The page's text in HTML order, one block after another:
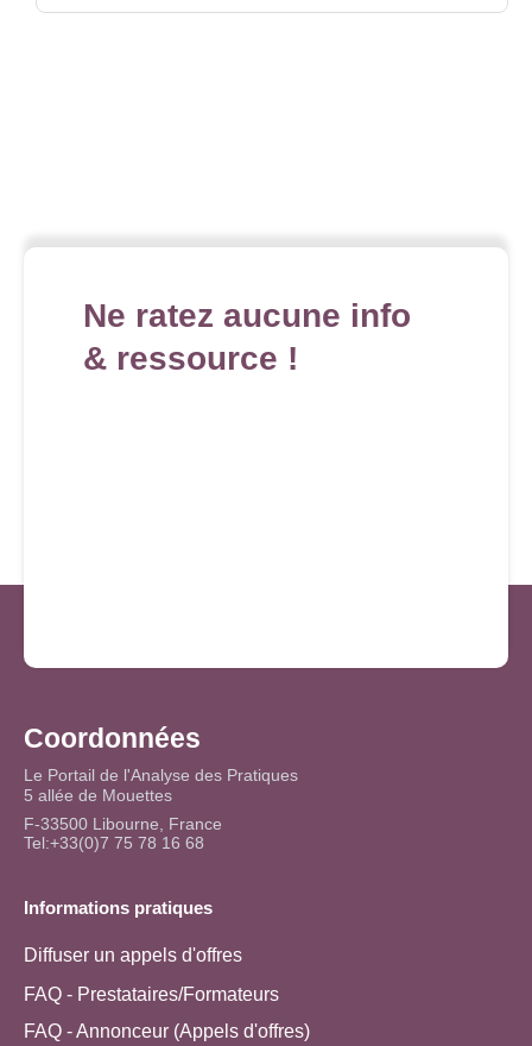
Ne ratez aucune info
& ressource !
Coordonnées
Le Portail de l'Analyse des Pratiques
5 allée de Mouettes
F-33500 Libourne, France
Tel:+33(0)7 75 78 16 68
Informations pratiques
Diffuser un appels d'offres
FAQ - Prestataires/Formateurs
FAQ - Annonceur (Appels d'offres)